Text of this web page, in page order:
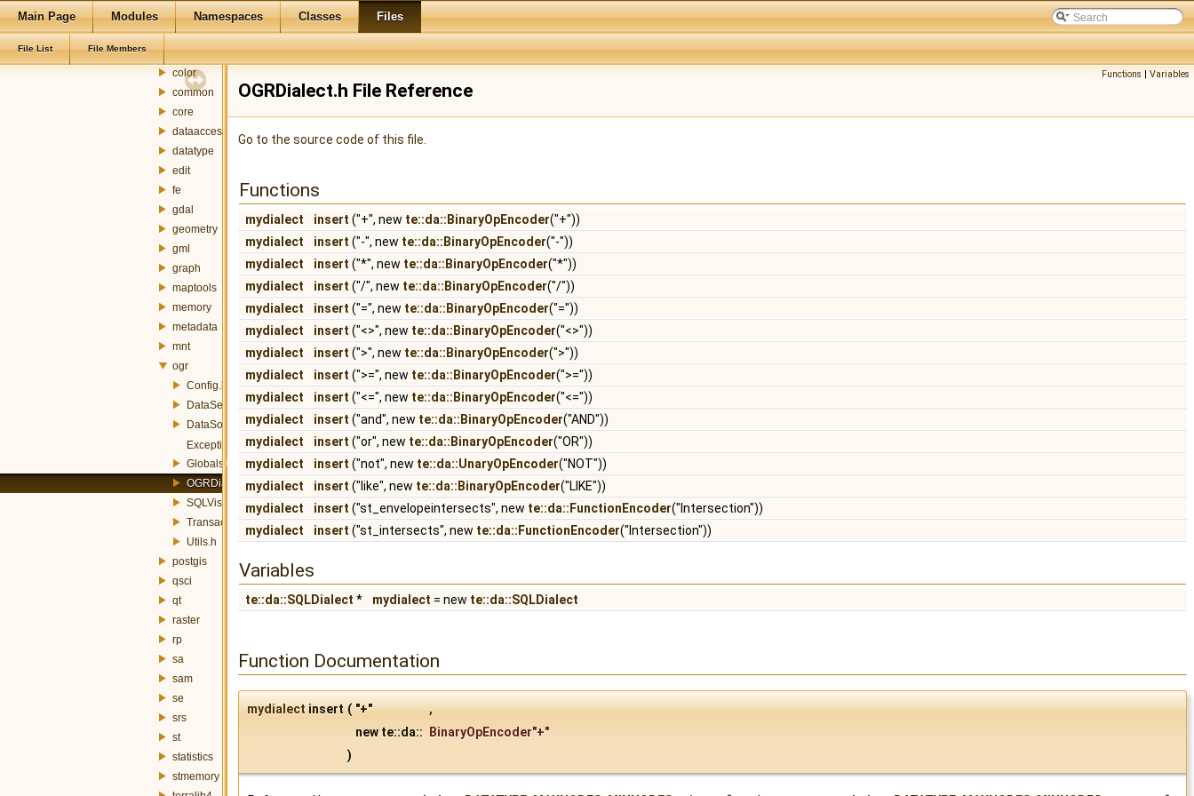
Main Page Modules Namespaces Classes Files
File List File Members
attributefill
cellspace
classification
color
common
core
dataaccess
datatype
edit
fe
gdal
geometry
gml
graph
maptools
memory
metadata
mnt
ogr
Config.h
DataSet.h
DataSource.h
Exception.h
Globals.h
OGRDialect.h
SQLVisitor.h
Transactor.h
Utils.h
postgis
qsci
qt
raster
rp
sa
sam
se
srs
st
statistics
stmemory
Functions | Variables
OGRDialect.h File Reference
Go to the source code of this file.
Functions
mydialect insert ("+", new te::da::BinaryOpEncoder("+"))
mydialect
insert ("-", new te::da::BinaryOpEncoder("-"))
mydialect
insert ("*", new te::da::BinaryOpEncoder("*"))
mydialect
insert ("/", new te::da::BinaryOpEncoder("/"))
mydialect
insert ("=", new te::da::BinaryOpEncoder("="))
mydialect
insert ("<>", new te::da::BinaryOpEncoder("<>"))
mydialect
insert (">", new te::da::BinaryOpEncoder(">"))
mydialect
insert (">=", new te::da::BinaryOpEncoder(">="))
mydialect
insert ("<=", new te::da::BinaryOpEncoder("<="))
mydialect
insert ("and", new te::da::BinaryOpEncoder("AND"))
mydialect
insert ("or", new te::da::BinaryOpEncoder("OR"))
mydialect
insert ("not", new te::da::UnaryOpEncoder("NOT"))
mydialect
insert ("like", new te::da::BinaryOpEncoder("LIKE"))
mydialect
insert ("st_envelopeintersects", new te::da::FunctionEncoder("Intersection"))
mydialect
insert ("st_intersects", new te::da::FunctionEncoder("Intersection"))
Variables
te::da::SQLDialect * mydialect = new te::da::SQLDialect
Function Documentation
mydialectinsert ( "+"
,
new te::da::
BinaryOpEncoder"+"
)